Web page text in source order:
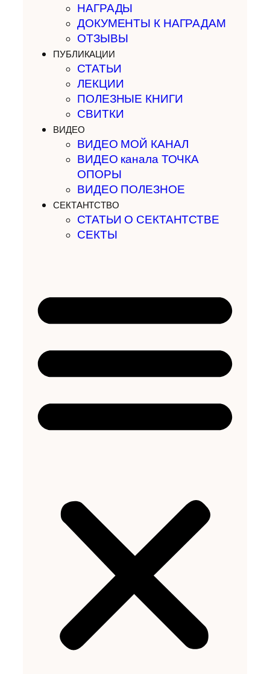
НАГРАДЫ
ДОКУМЕНТЫ К НАГРАДАМ
ОТЗЫВЫ
ПУБЛИКАЦИИ
СТАТЬИ
ЛЕКЦИИ
ПОЛЕЗНЫЕ КНИГИ
СВИТКИ
ВИДЕО
ВИДЕО МОЙ КАНАЛ
ВИДЕО канала ТОЧКА
ОПОРЫ
ВИДЕО ПОЛЕЗНОЕ
СЕКТАНТСТВО
СТАТЬИ О СЕКТАНТСТВЕ
СЕКТЫ